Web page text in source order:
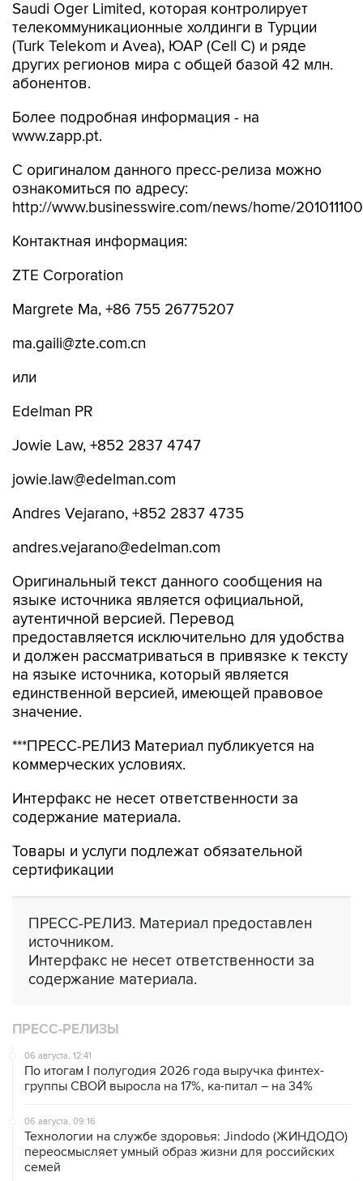
Saudi Oger Limited, которая контролирует
телекоммуникационные холдинги в Турции
(Turk Telekom и Avea), ЮАР (Cell C) и ряде
других регионов мира с общей базой 42 млн.
абонентов.
Более подробная информация - на
www.zapp.pt.
С оригиналом данного пресс-релиза можно
ознакомиться по адресу:
http://www.businesswire.com/news/home/
Контактная информация:
ZTE Corporation
Margrete Ma, +86 755 26775207
ma.gaili@zte.com.cn
или
Edelman PR
Jowie Law, +852 2837 4747
jowie.law@edelman.com
Andres Vejarano, +852 2837 4735
andres.vejarano@edelman.com
Оригинальный текст данного сообщения на
языке источника является официальной,
аутентичной версией. Перевод
предоставляется исключительно для удобства
и должен рассматриваться в привязке к тексту
на языке источника, который является
единственной версией, имеющей правовое
значение.
***ПРЕСС-РЕЛИЗ Материал публикуется на
коммерческих условиях.
Интерфакс не несет ответственности за
содержание материала.
Товары и услуги подлежат обязательной
сертификации
ПРЕСС-РЕЛИЗ. Материал предоставлен
источником.
Интерфакс не несет ответственности за
содержание материала.
ПРЕСС-РЕЛИЗЫ
06 августа, 12:41
По итогам I полугодия 2026 года выручка финтех-
группы СВОЙ выросла на 17%, ка-питал – на 34%
06 августа, 09:16
Технологии на службе здоровья: Jindodo (ЖИНДОДО)
переосмысляет умный образ жизни для российских
семей